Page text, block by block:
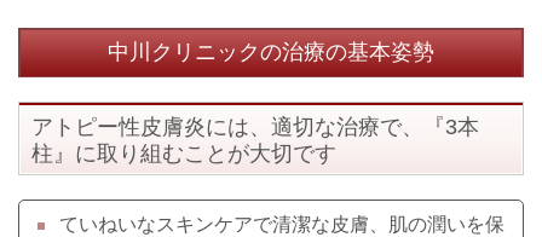
中川クリニックの治療の基本姿勢
アトピー性皮膚炎には、適切な治療で、『3本
柱』に取り組むことが大切です
ていねいなスキンケアで清潔な皮膚、肌の潤いを保